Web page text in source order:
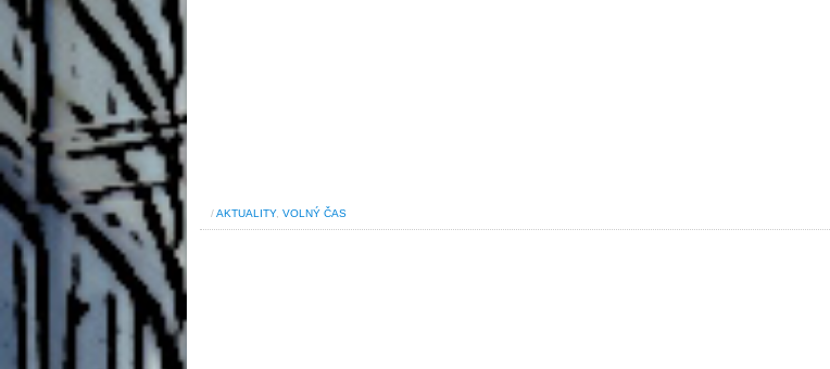
/AKTUALITY, VOLNÝ ČAS